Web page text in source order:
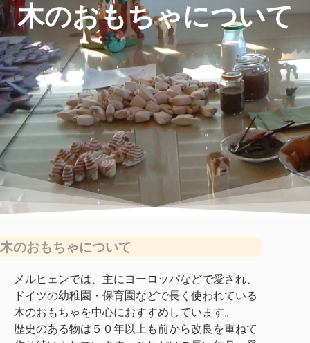
木のおもちゃについて
木のおもちゃについて
メルヒェンでは、主にヨーロッパなどで愛され、
ドイツの幼稚園・保育園などで長く使われている
木のおもちゃを中心におすすめしています。
歴史のある物は５０年以上も前から改良を重ねて